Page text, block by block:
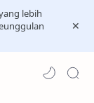
lebih